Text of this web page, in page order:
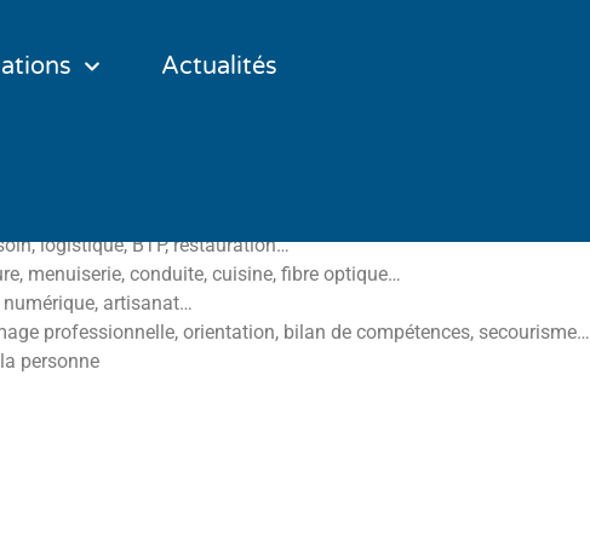
Actualités
du 7 mars à Provins
logistique, BTP, restauration…
menuiserie, conduite, cuisine, fibre optique…
numérique, artisanat…
professionnelle, orientation, bilan de compétences, secourisme…
personne